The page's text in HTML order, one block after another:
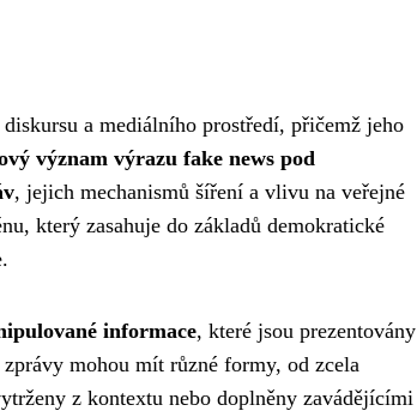
a mediálního prostředí, přičemž jeho
význam výrazu fake news pod
, jejich mechanismů šíření a vlivu na veřejné
který zasahuje do základů demokratické
informace, které jsou prezentovány
mohou mít různé formy, od zcela
z kontextu nebo doplněny zavádějícími